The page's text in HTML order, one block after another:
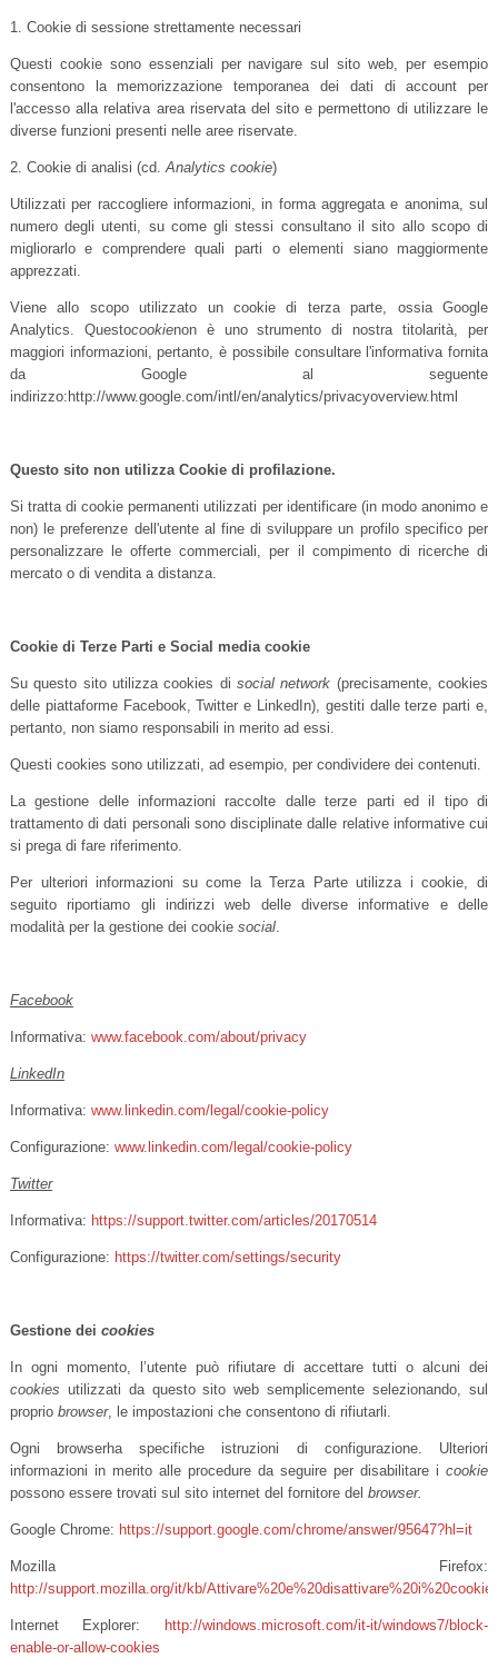
1. Cookie di sessione strettamente necessari
Questi cookie sono essenziali per navigare sul sito web, per esempio
consentono la memorizzazione temporanea dei dati di account per
l'accesso alla relativa area riservata del sito e permettono di utilizzare le
diverse funzioni presenti nelle aree riservate.
2. Cookie di analisi (cd. Analytics cookie)
Utilizzati per raccogliere informazioni, in forma aggregata e anonima, sul
numero degli utenti, su come gli stessi consultano il sito allo scopo di
migliorarlo e comprendere quali parti o elementi siano maggiormente
apprezzati.
Viene allo scopo utilizzato un cookie di terza parte, ossia Google
Analytics. Questocookienon è uno strumento di nostra titolarità, per
maggiori informazioni, pertanto, è possibile consultare l'informativa fornita
da Google al seguente
indirizzo:http://www.google.com/intl/en/analytics/privacyoverview.html
Questo sito non utilizza Cookie di profilazione.
Si tratta di cookie permanenti utilizzati per identificare (in modo anonimo e
non) le preferenze dell'utente al fine di sviluppare un profilo specifico per
personalizzare le offerte commerciali, per il compimento di ricerche di
mercato o di vendita a distanza.
Cookie di Terze Parti e Social media cookie
Su questo sito utilizza cookies disocial network (precisamente, cookies
delle piattaforme Facebook, Twitter e LinkedIn), gestiti dalle terze parti e,
pertanto, non siamo responsabili in merito ad essi.
Questi cookies sono utilizzati, ad esempio, per condividere dei contenuti.
La gestione delle informazioni raccolte dalle terze parti ed il tipo di
trattamento di dati personali sono disciplinate dalle relative informative cui
si prega di fare riferimento.
Per ulteriori informazioni su come la Terza Parte utilizza i cookie, di
seguito riportiamo gli indirizzi web delle diverse informative e delle
modalità per la gestione dei cookie social.
Facebook
Informativa: www.facebook.com/about/privacy
LinkedIn
Informativa: www.linkedin.com/legal/cookie-policy
Configurazione: www.linkedin.com/legal/cookie-policy
Twitter
Informativa: https://support.twitter.com/articles/20170514
Configurazione: https://twitter.com/settings/security
Gestione dei cookies
In ogni momento, l’utente può rifiutare di accettare tutti o alcuni dei
cookies utilizzati da questo sito web semplicemente selezionando, sul
proprio browser, le impostazioni che consentono di rifiutarli.
Ogni browserha specifiche istruzioni di configurazione. Ulteriori
informazioni in merito alle procedure da seguire per disabilitare icookie
possono essere trovati sul sito internet del fornitore del browser.
Google Chrome: https://support.google.com/chrome/answer/95647?hl=it
Mozilla Firefox:
http://support.mozilla.org/it/kb/Attivare%20e%20disattivare%20i%20cookie
Internet Explorer: http://windows.microsoft.com/it-it/windows7/block-
enable-or-allow-cookies